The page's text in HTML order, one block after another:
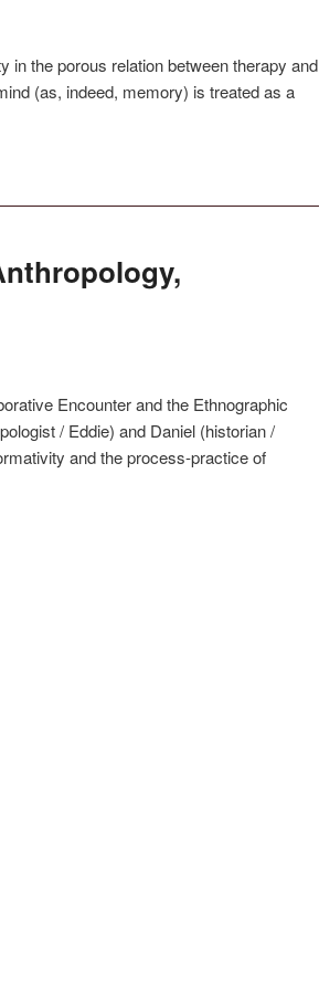
in the porous relation between therapy and
(as, indeed, memory) is treated as a
Encounter and the Ethnographic
/ Eddie) and Daniel (historian /
and the process-practice of